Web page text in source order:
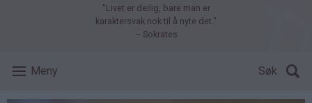
"Livet er deilig, bare man er
karaktersvak nok til å nyte det."
– Sokrates
Meny Søk